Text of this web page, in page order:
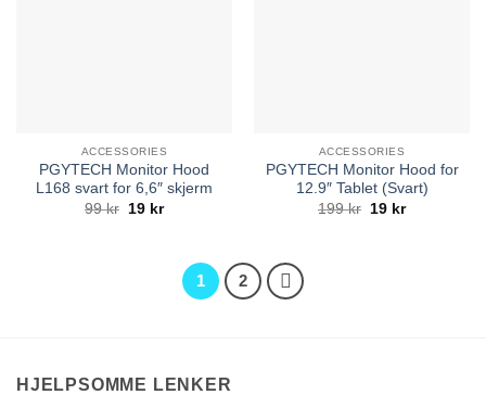
ACCESSORIES
PGYTECH Monitor Hood
L168 svart for 6,6″ skjerm
99kr
Opprinnelig
19 krNåværende
ACCESSORIES
PGYTECH Monitor Hood for
12.9″ Tablet (Svart)
199kr
Opprinnelig
19 krNåværende
1 2
HJELPSOMME LENKER